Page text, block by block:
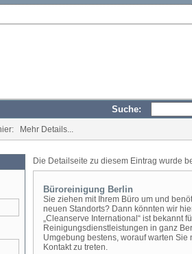
Suche:
Mehr Details...
Die Detailseite zu diesem Eintrag wurde
Büroreinigung Berlin
Sie ziehen mit Ihrem Büro um und
neuen Standorts? Dann könnten wir
„Cleanserve International“ ist bekannt
Reinigungsdienstleistungen in ganz
Umgebung bestens, worauf warten
Kontakt zu treten.